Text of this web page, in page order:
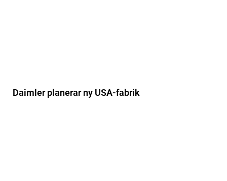
Daimler planerar ny USA-fabrik